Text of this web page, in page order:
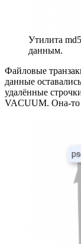
Утилита
данным.
Файловые
данные
удалённые
VACUUM. Она-то